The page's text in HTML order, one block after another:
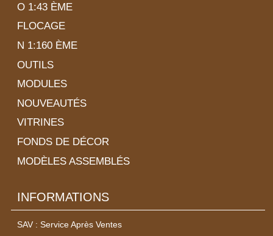
O 1:43 ÈME
FLOCAGE
N 1:160 ÈME
OUTILS
MODULES
NOUVEAUTÉS
VITRINES
FONDS DE DÉCOR
MODÈLES ASSEMBLÉS
INFORMATIONS
SAV : Service Après Ventes